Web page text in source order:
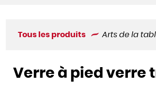
Tous les produits Arts de la
Verre à pied verre